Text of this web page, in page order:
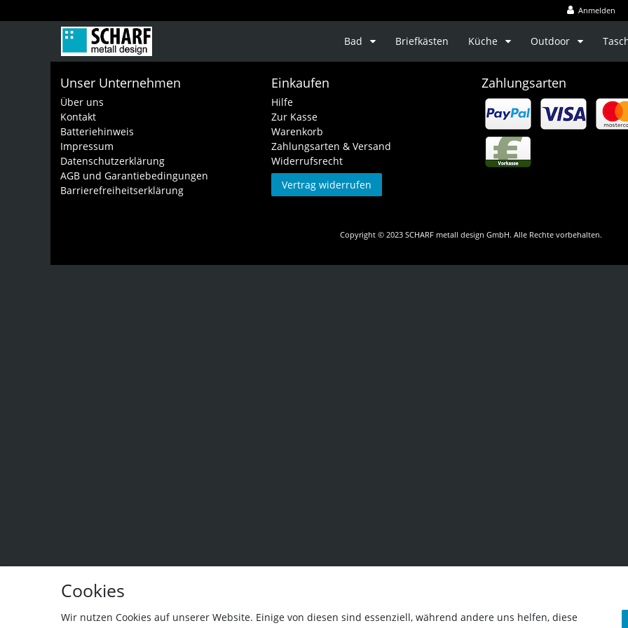
Anmelden
Bad Briefkästen Küche Outdoor
Unser Unternehmen
Über uns
Kontakt
Batteriehinweis
Impressum
Datenschutzerklärung
AGB und Garantiebedingungen
Barrierefreiheitserklärung
Einkaufen
Hilfe
Zur Kasse
Warenkorb
Zahlungsarten & Versand
Widerrufsrecht
Vertrag widerrufen
Zahlungsarten
Copyright © 2023 SCHARF metall design GmbH. Alle Rechte vorbehalten.
Cookies
Wir nutzen Cookies auf unserer Website. Einige von diesen sind essenziell, während andere uns helfen, diese